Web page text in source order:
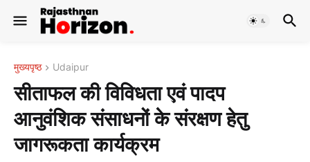
मुख्यपृष्ठ Udaipur
सीताफल की विविधता एवं पादप
आनुवंशिक संसाधनों के संरक्षण हेतु
जागरूकता कार्यक्रम